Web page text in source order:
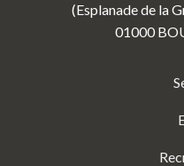
(Esplanade de la
01000